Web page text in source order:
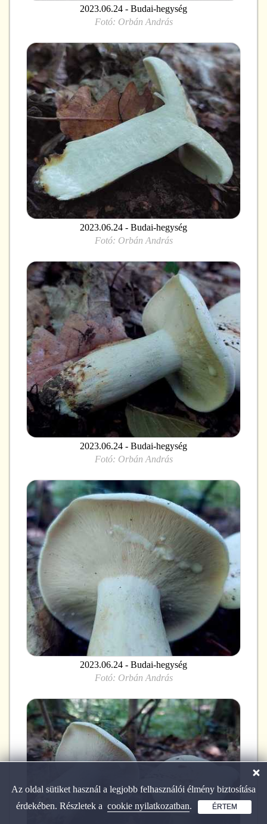
2023.06.24 - Budai-hegység
Fotó: Orbán András
2023.06.24 - Budai-hegység
Fotó: Orbán András
2023.06.24 - Budai-hegység
Fotó: Orbán András
2023.06.24 - Budai-hegység
Fotó: Orbán András
Az oldal sütiket használ a legjobb felhasználói élmény biztosítása
érdekében. Részletek a cookie nyilatkozatban. ÉRTEM